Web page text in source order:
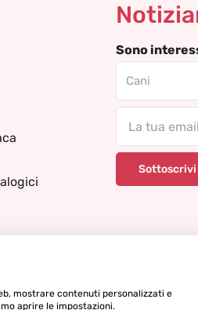
Sono
mostrare contenuti personalizzati e
aprire le impostazioni.